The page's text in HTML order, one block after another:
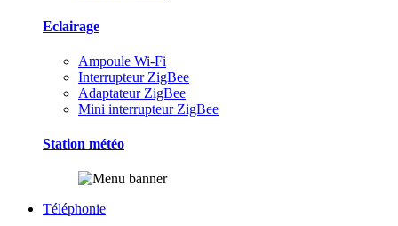
Eclairage
Ampoule Wi-Fi
Interrupteur ZigBee
Adaptateur ZigBee
Mini interrupteur ZigBee
Station météo
Téléphonie